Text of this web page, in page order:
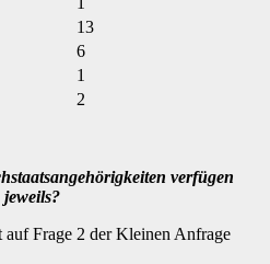
13
6
1
2
verfügen
je­weils?
Frage 2 der Kleinen Anfrage